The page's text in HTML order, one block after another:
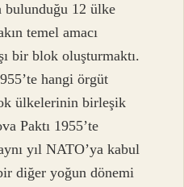
bulunduğu 12 ülke
temel amacı
bir blok oluşturmaktı.
hangi örgüt
ülkelerinin birleşik
Paktı 1955’te
yıl NATO’ya kabul
diğer yoğun dönemi